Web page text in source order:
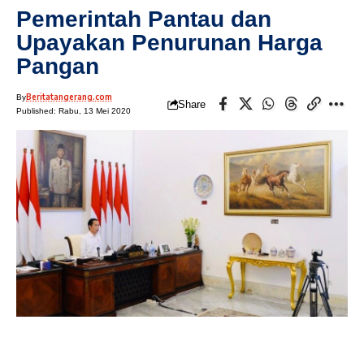
Pemerintah Pantau dan
Upayakan Penurunan Harga
Pangan
ByBeritatangerang.com
Published: Rabu, 13 Mei 2020
Share